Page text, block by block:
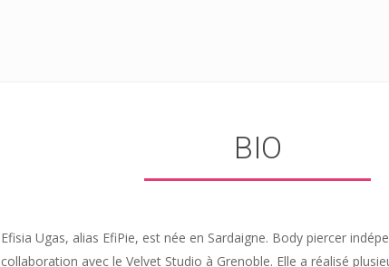
BIO
Efisia Ugas, alias EfiPie, est née en Sardaigne. Body piercer
collaboration avec le Velvet Studio à Grenoble. Elle a réalisé